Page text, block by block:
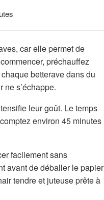
car elle permet de
préchauffez
betterave dans du
s’échappe.
leur goût. Le temps
environ 45 minutes
facilement sans
avant de déballer le papier
tendre et juteuse prête à